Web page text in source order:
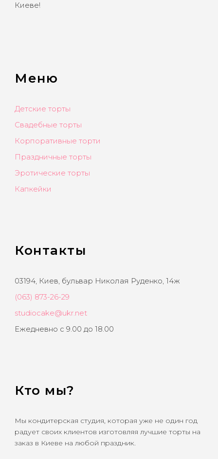
Киеве!
Меню
Детские торты
Свадебные торты
Корпоративные торти
Праздничные торты
Эротические торты
Капкейки
Контакты
03194, Киев, бульвар Николая Руденко, 14ж
(063) 873-26-29
studiocake@ukr.net
Ежедневно с 9.00 до 18.00
Кто мы?
Мы кондитерская студия, которая уже не один год
радует своих клиентов изготовляя лучшие торты на
заказ в Киеве на любой праздник.